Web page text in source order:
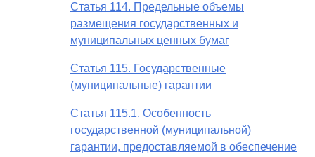
Статья 114. Предельные объемы
размещения государственных и
муниципальных ценных бумаг
Статья 115. Государственные
(муниципальные) гарантии
Статья 115.1. Особенность
государственной (муниципальной)
гарантии, предоставляемой в обеспечение